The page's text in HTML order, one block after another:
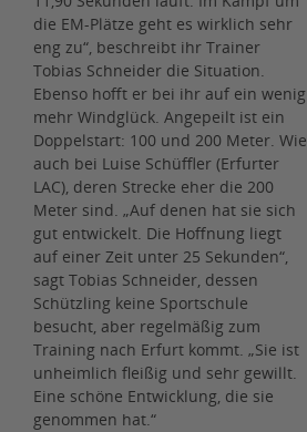
die EM-Plätze geht es wirklich sehr
eng zu“, beschreibt ihr Trainer
Tobias Schneider die Situation.
Ebenso hofft er bei ihr auf ein wenig
mehr Windglück. Angepeilt ist ein
Doppelstart: 100 und 200 Meter. Wie
auch bei Luise Schüffler (Erfurter
LAC), deren Strecke eher die 200
Meter sind. „Auf denen hat sie sich
gut entwickelt. Die Hoffnung liegt
auf einer Zeit unter 25 Sekunden“,
sagt Tobias Schneider, dessen
Schützling keine Sportschule
besucht, aber regelmäßig zum
Training nach Erfurt kommt. „Sie ist
unheimlich fleißig und sehr gewillt.
Eine schöne Entwicklung, die sie
genommen hat.“